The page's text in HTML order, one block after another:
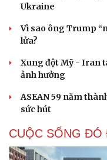
Ukraine
Vì sao ông Trump
lửa?
Xung đột Mỹ - Iran
ảnh hưởng
ASEAN 59 năm
sức hút
CUỘC SỐNG ĐÓ